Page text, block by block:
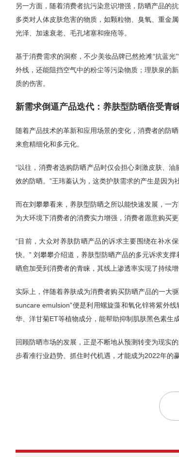
另一方面，随着消费者抗污染意识增强，防晒产品的
多类对人体皮肤危害的物质，如颗粒物、臭氧、重金
光泽、加速衰老、毛孔堵塞和痤疮等。
基于消费需求的洞察，不少美妆品牌已然抢滩“抗蓝
外线，还能阻挡空气中的粉尘等污染物质；理肤泉的
质的伤害。
新需求倒逼产品迭代：养肤型防晒倍受青
随着产品技术的革新和应用场景的变化，消费者的防
来愈精细化和多元化。
“以往，消费者选购防晒产品时仅会担心刺激皮肤、
效的防晒。”王玮蓁认为，这类护肤需求的产生是因为
而在刘攀攀看来，养肤型防晒之所以能快速发展，一
为大环境下消费者的消费实力增强，消费者愿意购买
“目前，大众对养肤防晒产品的诉求主要围绕在补水
快。” 刘攀攀介绍道，养肤型防晒产品的多元诉求支
晒愈加受到消费者的青睐，其线上渗透率实现了持续增
实际上，伴随着养肤成为消费者购买防晒产品的一大
suncare emulsion”便是利用螺旋藻和氧化锌将紫外
华、洋甘菊ET等植物成分，能帮助抑制肌肤黑色素生
回顾防晒市场的发展，正是不断地从预测转变为现实
步看准行业趋势、抓住时代机遇，才能成为2022年的赢